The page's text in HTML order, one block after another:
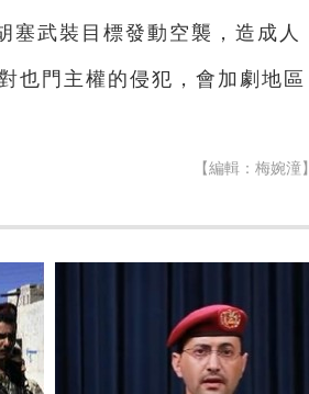
塞武裝目標發動空襲，造成人
也門主權的侵犯，會加劇地區
【編輯：梅婉潼】